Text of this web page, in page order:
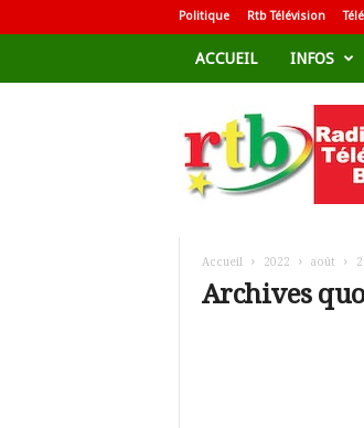
Politique Rtb Télévision
ACCUEIL INFOS
d
i
Accueil 2022 août
Archives